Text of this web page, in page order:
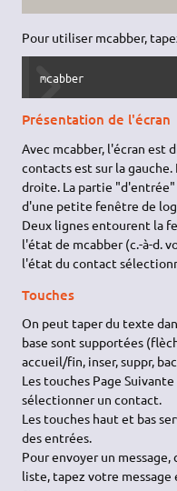
Pour utiliser mcabber,
mcabber
Présentation de l'écran
Avec mcabber, l'écran est
contacts est sur la
droite. La partie "d'entrée"
d'une petite fenêtre de
Deux lignes entourent la
l'état de mcabber (c.-à-d.
l'état du contact
Touches
On peut taper du texte
base sont supportées
accueil/fin, inser, suppr,
Les touches Page
sélectionner un contact.
Les touches haut et bas
des entrées.
Pour envoyer un
liste, tapez votre message